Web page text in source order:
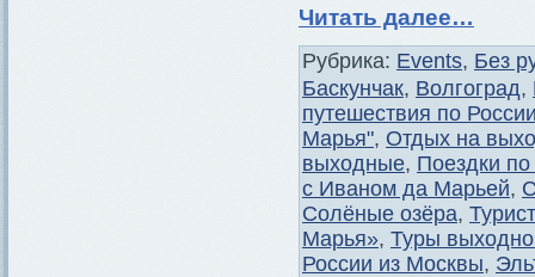
Читать далее…
Рубрика: Events, Без
Баскунчак, Волгоград,
путешествия по
Марья", Отдых на
выходные, Поездки
с Иваном да Марьей,
Солёные озёра,
Марья», Туры
России из Москвы,